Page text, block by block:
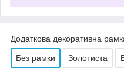
Додаткова декоративна
Без рамки Золотиста